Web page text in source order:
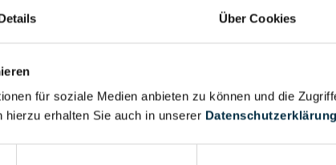
Über Cookies
für soziale Medien anbieten zu können und die
erhalten Sie auch in unserer Datenschutzerklärung